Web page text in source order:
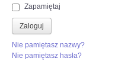
Zapamiętaj
Zaloguj
Nie pamiętasz nazwy?
Nie pamiętasz hasła?